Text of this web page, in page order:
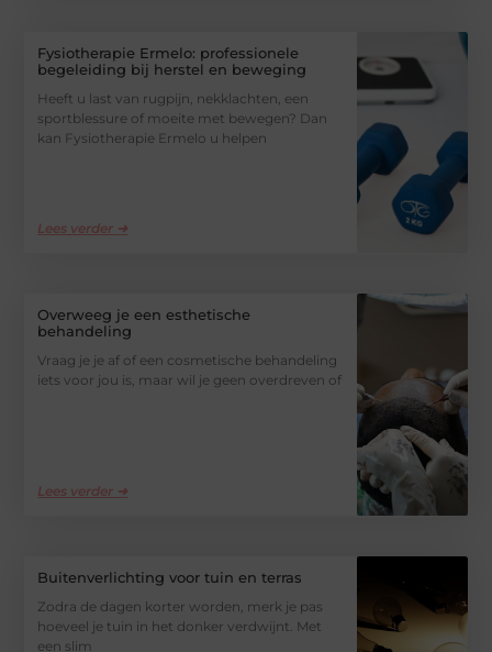
Fysiotherapie Ermelo: professionele
begeleiding bij herstel en beweging
Heeft u last van rugpijn, nekklachten, een
sportblessure of moeite met bewegen? Dan
kan Fysiotherapie Ermelo u helpen
Lees verder ➜
Overweeg je een esthetische
behandeling
Vraag je je af of een cosmetische behandeling
iets voor jou is, maar wil je geen overdreven of
Lees verder ➜
Buitenverlichting voor tuin en terras
Zodra de dagen korter worden, merk je pas
hoeveel je tuin in het donker verdwijnt. Met
een slim